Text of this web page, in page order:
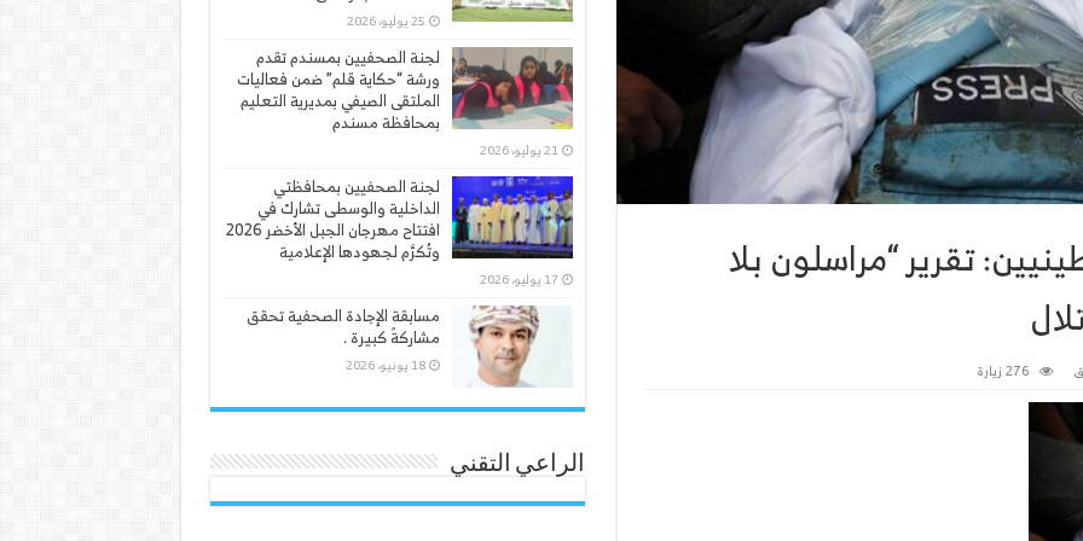
تقرير “مراسلون بلا
276 زيارة
25 يوليو، 2026
لجنة الصحفيين بمسندم تقدم
ورشة “حكاية قلم” ضمن فعاليات
الملتقى الصيفي بمديرية التعليم
بمحافظة مسندم
21 يوليو، 2026
لجنة الصحفيين بمحافظتي
الداخلية والوسطى تشارك في
افتتاح مهرجان الجبل الأخضر 2026
وتُكرَّم لجهودها الإعلامية
17 يوليو، 2026
مسابقة الإجادة الصحفية تحقق
مشاركةً كبيرة .
18 يونيو، 2026
الراعي التقني